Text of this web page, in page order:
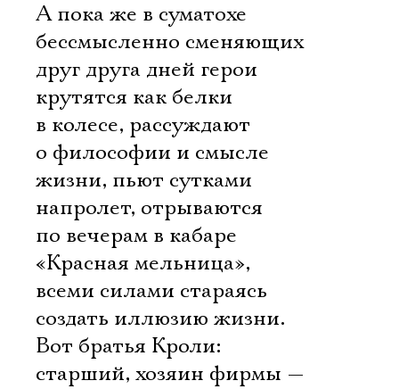
А пока же в суматохе
бессмысленно сменяющих
друг друга дней герои
крутятся как белки
в колесе, рассуждают
о философии и смысле
жизни, пьют сутками
напролет, отрываются
по вечерам в кабаре
«Красная мельница»,
всеми силами стараясь
создать иллюзию жизни.
Вот братья Кроли:
старший, хозяин фирмы —